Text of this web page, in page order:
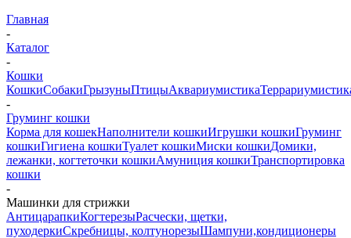
Главная
-
Каталог
-
Кошки
КошкиСобакиГрызуныПтицыАквариумистика
-
Груминг кошки
Корма для кошекНаполнители кошкиИгрушки кошкиГруминг
кошкиГигиена кошкиТуалет кошкиМиски кошкиДомики,
лежанки, когтеточки кошкиАмуниция кошкиТранспортировка
кошки
-
Машинки для стрижки
АнтицарапкиКогтерезыРасчески, щетки,
пуходеркиСкребницы, колтунорезыШампуни,кондиционеры